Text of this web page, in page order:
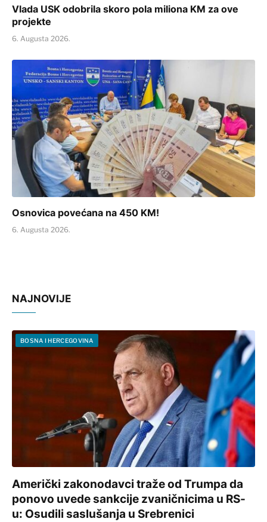
Vlada USK odobrila skoro pola miliona KM za ove
projekte
6. Augusta 2026.
Osnovica povećana na 450 KM!
6. Augusta 2026.
NAJNOVIJE
BOSNA I HERCEGOVINA
Američki zakonodavci traže od Trumpa da
ponovo uvede sankcije zvaničnicima u RS-
u: Osudili saslušanja u Srebrenici